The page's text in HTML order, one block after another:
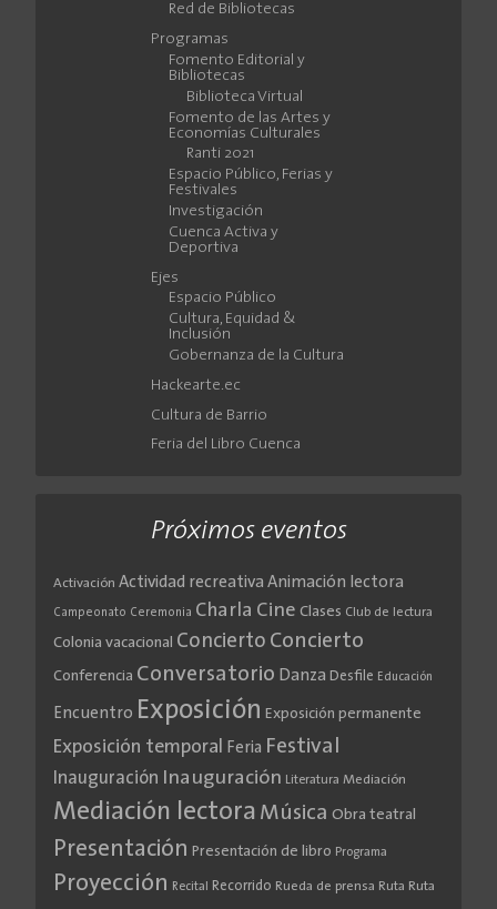
Red de Bibliotecas
Programas
Fomento Editorial y
Bibliotecas
Biblioteca Virtual
Fomento de las Artes y
Economías Culturales
Ranti 2021
Espacio Público, Ferias y
Festivales
Investigación
Cuenca Activa y
Deportiva
Ejes
Espacio Público
Cultura, Equidad &
Inclusión
Gobernanza de la Cultura
Hackearte.ec
Cultura de Barrio
Feria del Libro Cuenca
Próximos eventos
Activación Actividad recreativa Animación lectora
Campeonato Ceremonia Charla Cine Clases Club de lectura
Colonia vacacional Concierto Concierto
Conferencia Conversatorio Danza Desfile Educación
Encuentro Exposición Exposición permanente
Exposición temporal Feria Festival
Inauguración Inauguración Literatura Mediación
Mediación lectora Música Obra teatral
Presentación Presentación de libro Programa
Proyección Recital Recorrido Rueda de prensa Ruta Ruta